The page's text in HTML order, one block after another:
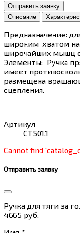
Отправить заявку
Описание
Предназначение:
широким хватом
широчайших мышц
Элементы: Ручка
имеет
размещена
сцепления.
Артикул
CT501.1
Cannot find
Отправить заявку
Ручка для тяги за
4665 руб.